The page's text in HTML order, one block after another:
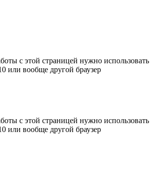
с этой страницей нужно использовать
или вообще другой браузер
с этой страницей нужно использовать
или вообще другой браузер